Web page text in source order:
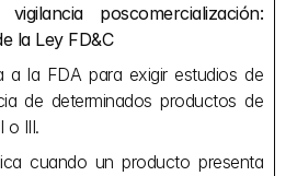
poscomercialización:
la Ley FD&C
a la FDA para exigir estudios de
de determinados productos de
o III.
cuando un producto presenta